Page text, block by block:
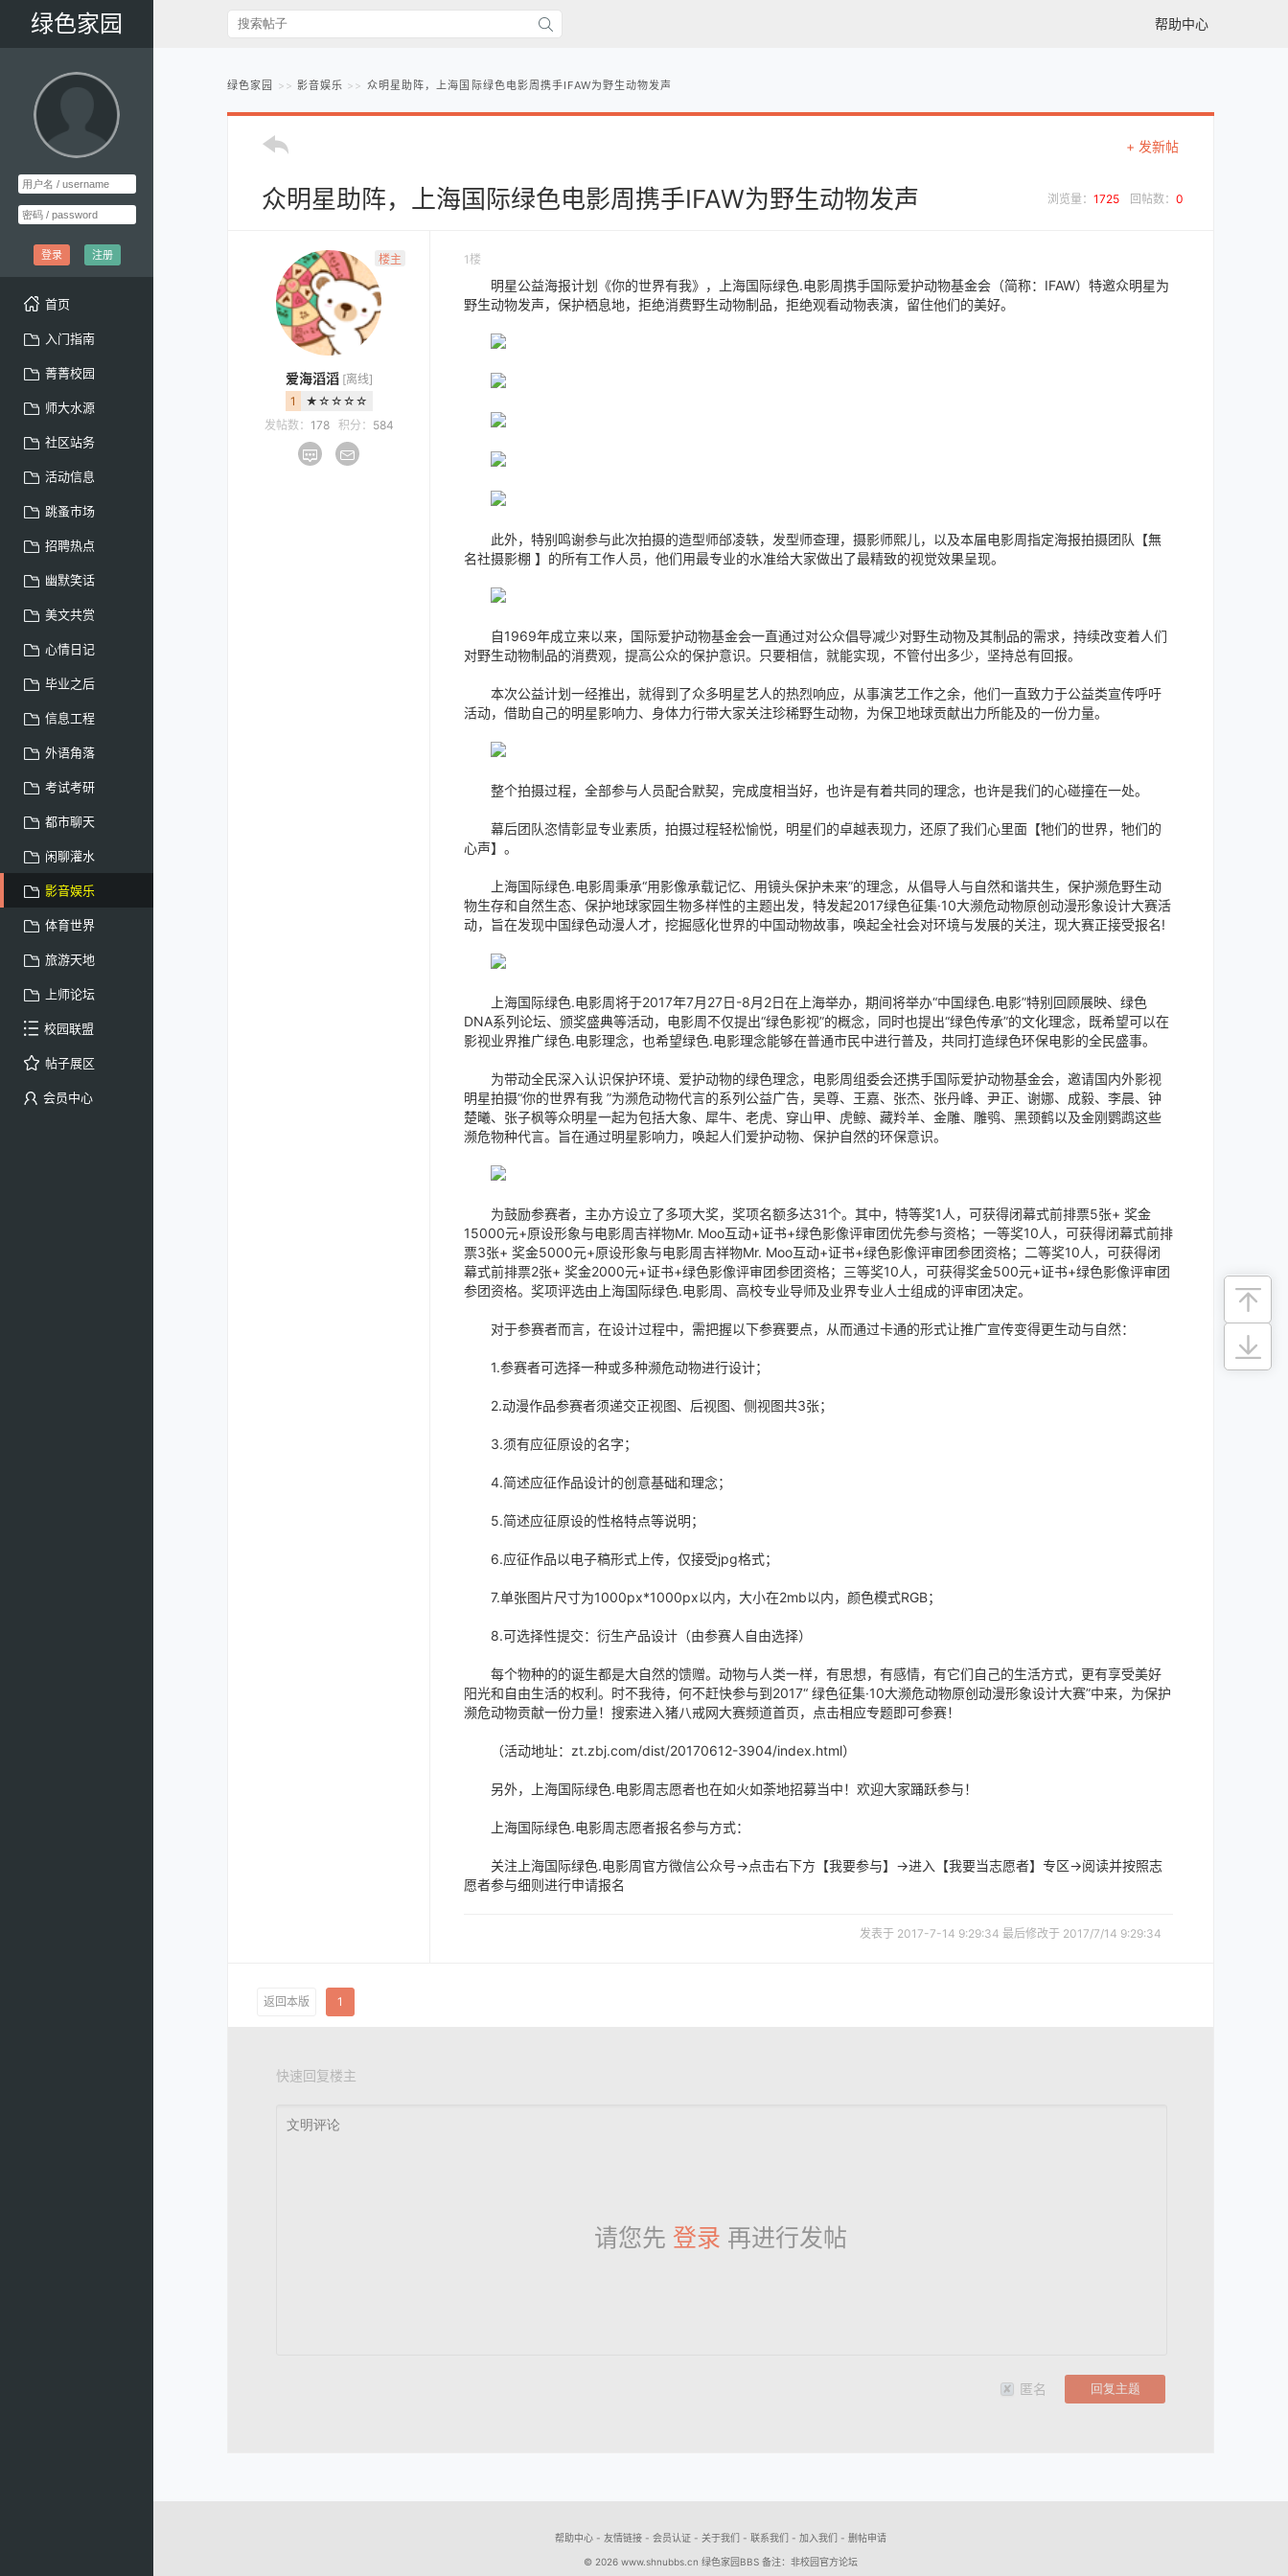
绿色家园
登录 注册
首页
入门指南
菁菁校园
师大水源
社区站务
活动信息
跳蚤市场
招聘热点
幽默笑话
美文共赏
心情日记
毕业之后
信息工程
外语角落
考试考研
都市聊天
闲聊灌水
影音娱乐
体育世界
旅游天地
上师论坛
校园联盟
帖子展区
会员中心
帮助中心
绿色家园 影音娱乐 众明星助阵，上海国际绿色电影周携手IFAW为野生动物发声
+ 发新帖
众明星助阵，上海国际绿色电影周携手IFAW为野生动物发声 浏览量： 1725 回帖数： 0
楼主
爱海滔滔 [离线]
1
★☆☆☆☆
发帖数： 178 积分： 584
1楼
明星公益海报计划《你的世界有我》，上海国际绿色.电影周携手国际爱护动物基金会（简称：IFAW）特邀众明星为
野生动物发声，保护栖息地，拒绝消费野生动物制品，拒绝观看动物表演，留住他们的美好。
此外，特别鸣谢参与此次拍摄的造型师邰凌轶，发型师查理，摄影师熙儿，以及本届电影周指定海报拍摄团队【無
名社摄影棚 】的所有工作人员，他们用最专业的水准给大家做出了最精致的视觉效果呈现。
自1969年成立来以来，国际爱护动物基金会一直通过对公众倡导减少对野生动物及其制品的需求，持续改变着人们
对野生动物制品的消费观，提高公众的保护意识。只要相信，就能实现，不管付出多少，坚持总有回报。
本次公益计划一经推出，就得到了众多明星艺人的热烈响应，从事演艺工作之余，他们一直致力于公益类宣传呼吁
活动，借助自己的明星影响力、身体力行带大家关注珍稀野生动物，为保卫地球贡献出力所能及的一份力量。
整个拍摄过程，全部参与人员配合默契，完成度相当好，也许是有着共同的理念，也许是我们的心碰撞在一处。
幕后团队恣情彰显专业素质，拍摄过程轻松愉悦，明星们的卓越表现力，还原了我们心里面【牠们的世界，牠们的
心声】。
上海国际绿色.电影周秉承“用影像承载记忆、用镜头保护未来”的理念，从倡导人与自然和谐共生，保护濒危野生动
物生存和自然生态、保护地球家园生物多样性的主题出发，特发起2017绿色征集·10大濒危动物原创动漫形象设计大赛活
动，旨在发现中国绿色动漫人才，挖掘感化世界的中国动物故事，唤起全社会对环境与发展的关注，现大赛正接受报名!
上海国际绿色.电影周将于2017年7月27日-8月2日在上海举办，期间将举办“中国绿色.电影”特别回顾展映、绿色
DNA系列论坛、颁奖盛典等活动，电影周不仅提出“绿色影视”的概念，同时也提出“绿色传承”的文化理念，既希望可以在
影视业界推广绿色.电影理念，也希望绿色.电影理念能够在普通市民中进行普及，共同打造绿色环保电影的全民盛事。
为带动全民深入认识保护环境、爱护动物的绿色理念，电影周组委会还携手国际爱护动物基金会，邀请国内外影视
明星拍摄“你的世界有我 ”为濒危动物代言的系列公益广告，吴尊、王嘉、张杰、张丹峰、尹正、谢娜、成毅、李晨、钟
楚曦、张子枫等众明星一起为包括大象、犀牛、老虎、穿山甲、虎鲸、藏羚羊、金雕、雕鸮、黑颈鹤以及金刚鹦鹉这些
濒危物种代言。旨在通过明星影响力，唤起人们爱护动物、保护自然的环保意识。
为鼓励参赛者，主办方设立了多项大奖，奖项名额多达31个。其中，特等奖1人，可获得闭幕式前排票5张+ 奖金
15000元+原设形象与电影周吉祥物Mr. Moo互动+证书+绿色影像评审团优先参与资格；一等奖10人，可获得闭幕式前排
票3张+ 奖金5000元+原设形象与电影周吉祥物Mr. Moo互动+证书+绿色影像评审团参团资格；二等奖10人，可获得闭
幕式前排票2张+ 奖金2000元+证书+绿色影像评审团参团资格；三等奖10人，可获得奖金500元+证书+绿色影像评审团
参团资格。奖项评选由上海国际绿色.电影周、高校专业导师及业界专业人士组成的评审团决定。
对于参赛者而言，在设计过程中，需把握以下参赛要点，从而通过卡通的形式让推广宣传变得更生动与自然：
1.参赛者可选择一种或多种濒危动物进行设计；
2.动漫作品参赛者须递交正视图、后视图、侧视图共3张；
3.须有应征原设的名字；
4.简述应征作品设计的创意基础和理念；
5.简述应征原设的性格特点等说明；
6.应征作品以电子稿形式上传，仅接受jpg格式；
7.单张图片尺寸为1000px*1000px以内，大小在2mb以内，颜色模式RGB；
8.可选择性提交：衍生产品设计（由参赛人自由选择）
每个物种的的诞生都是大自然的馈赠。动物与人类一样，有思想，有感情，有它们自己的生活方式，更有享受美好
阳光和自由生活的权利。时不我待，何不赶快参与到2017“ 绿色征集·10大濒危动物原创动漫形象设计大赛”中来，为保护
濒危动物贡献一份力量！搜索进入猪八戒网大赛频道首页，点击相应专题即可参赛！
（活动地址：zt.zbj.com/dist/20170612-3904/index.html）
另外，上海国际绿色.电影周志愿者也在如火如荼地招募当中！欢迎大家踊跃参与！
上海国际绿色.电影周志愿者报名参与方式：
关注上海国际绿色.电影周官方微信公众号→点击右下方【我要参与】→进入【我要当志愿者】专区→阅读并按照志
愿者参与细则进行申请报名
发表于 2017-7-14 9:29:34 最后修改于 2017/7/14 9:29:34
返回本版 1
请您先 登录 再进行发帖
快速回复楼主
匿名
帮助中心 - 友情链接 - 会员认证 - 关于我们 - 联系我们 - 加入我们 - 删帖申请
© 2026 www.shnubbs.cn 绿色家园BBS 备注：非校园官方论坛